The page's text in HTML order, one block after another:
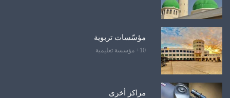
مؤسّسات تربوية
10+ مؤسسة تعليمية
مراكز أخرى